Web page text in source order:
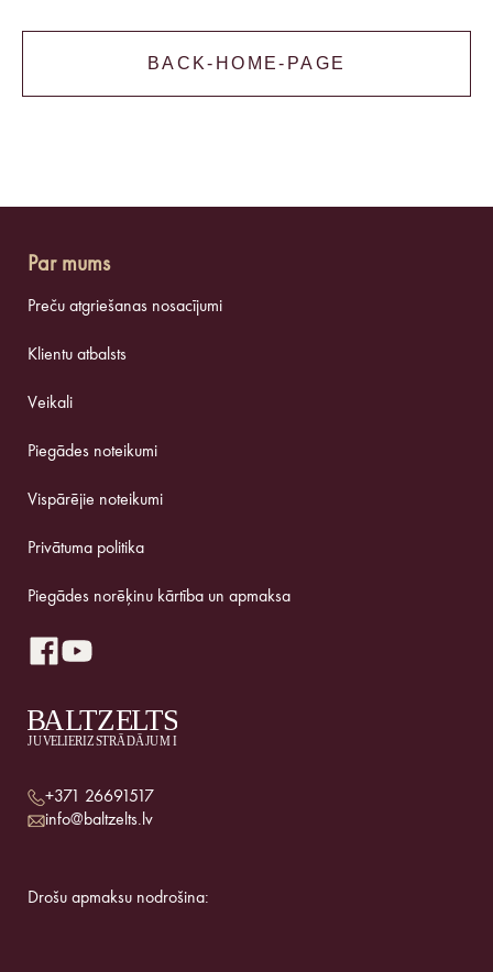
BACK-HOME-PAGE
Par mums
Preču atgriešanas nosacījumi
Klientu atbalsts
Veikali
Piegādes noteikumi
Vispārējie noteikumi
Privātuma politika
Piegādes norēķinu kārtība un apmaksa
+371 26691517
info@baltzelts.lv
Drošu apmaksu nodrošina: